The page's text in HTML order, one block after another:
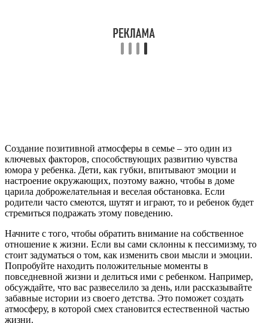
Создание позитивной атмосферы в семье – это один из
ключевых факторов, способствующих развитию чувства
юмора у ребенка. Дети, как губки, впитывают эмоции и
настроение окружающих, поэтому важно, чтобы в доме
царила доброжелательная и веселая обстановка. Если
родители часто смеются, шутят и играют, то и ребенок будет
стремиться подражать этому поведению.
Начните с того, чтобы обратить внимание на собственное
отношение к жизни. Если вы сами склонны к пессимизму, то
стоит задуматься о том, как изменить свои мысли и эмоции.
Попробуйте находить положительные моменты в
повседневной жизни и делиться ими с ребенком. Например,
обсуждайте, что вас развеселило за день, или рассказывайте
забавные истории из своего детства. Это поможет создать
атмосферу, в которой смех становится естественной частью
жизни.